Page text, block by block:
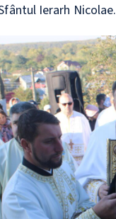
Ierarh Nicolae.